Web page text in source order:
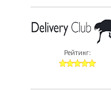
Рейтинг: